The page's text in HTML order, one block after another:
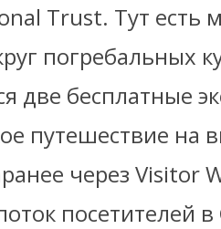
Trust. Тут есть
погребальных
две бесплатные
путешествие на
через Visitor
посетителей в